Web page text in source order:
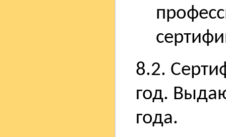
8.2.
год.
года.